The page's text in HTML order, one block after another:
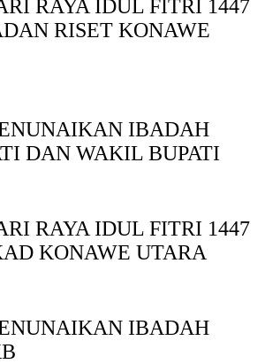
RAYA IDUL FITRI 1447
RISET KONAWE
IBADAH
DAN WAKIL BUPATI
RAYA IDUL FITRI 1447
KONAWE UTARA
IBADAH